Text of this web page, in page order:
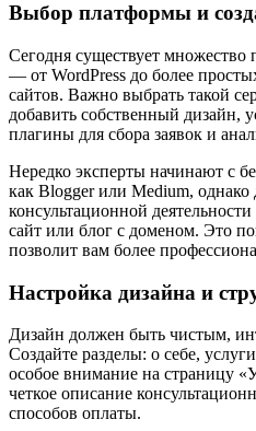
Выбор платформы и
Сегодня существует множество
— от WordPress до более
сайтов. Важно выбрать такой
добавить собственный дизайн,
плагины для сбора заявок и
Нередко эксперты начинают с
как Blogger или Medium,
консультационной
сайт или блог с доменом. Это
позволит вам более
Настройка дизайна и
Дизайн должен быть чистым,
Создайте разделы: о себе,
особое внимание на страницу
четкое описание
способов оплаты.